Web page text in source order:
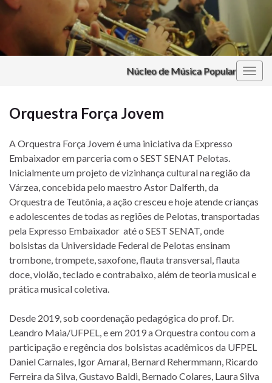
Núcleo de Música Popular
Orquestra Força Jovem
A Orquestra Força Jovem é uma iniciativa da Expresso
Embaixador em parceria com o SEST SENAT Pelotas.
Inicialmente um projeto de vizinhança cultural na região da
Várzea, concebida pelo maestro Astor Dalferth, da
Orquestra de Teutônia, a ação cresceu e hoje atende crianças
e adolescentes de todas as regiões de Pelotas, transportadas
pela Expresso Embaixador até o SEST SENAT, onde
bolsistas da Universidade Federal de Pelotas ensinam
trombone, trompete, saxofone, flauta transversal, flauta
doce, violão, teclado e contrabaixo, além de teoria musical e
prática musical coletiva.
Desde 2019, sob coordenação pedagógica do prof. Dr.
Leandro Maia/UFPEL, e em 2019 a Orquestra contou com a
participação e regência dos bolsistas acadêmicos da UFPEL
Daniel Carnales, Igor Amaral, Bernard Rehermmann, Ricardo
Ferreira da Silva, Gustavo Baldi, Bernado Colares, Laura Silva